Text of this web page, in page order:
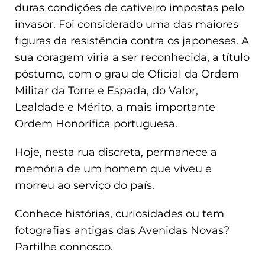
duras condições de cativeiro impostas pelo
invasor. Foi considerado uma das maiores
figuras da resistência contra os japoneses. A
sua coragem viria a ser reconhecida, a título
póstumo, com o grau de Oficial da Ordem
Militar da Torre e Espada, do Valor,
Lealdade e Mérito, a mais importante
Ordem Honorífica portuguesa.
Hoje, nesta rua discreta, permanece a
memória de um homem que viveu e
morreu ao serviço do país.
Conhece histórias, curiosidades ou tem
fotografias antigas das Avenidas Novas?
Partilhe connosco.